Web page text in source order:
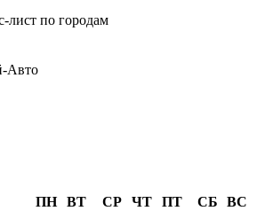
лист по городам
Авто
ПН ВТ СР ЧТ ПТ СБ ВС